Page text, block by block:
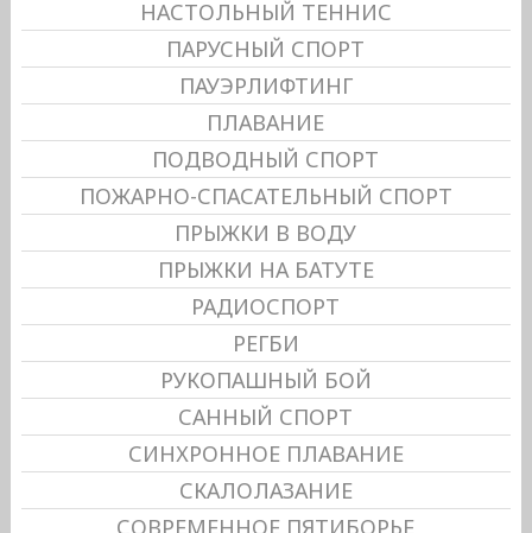
НАСТОЛЬНЫЙ ТЕННИС
ПАРУСНЫЙ СПОРТ
ПАУЭРЛИФТИНГ
ПЛАВАНИЕ
ПОДВОДНЫЙ СПОРТ
ПОЖАРНО-СПАСАТЕЛЬНЫЙ СПОРТ
ПРЫЖКИ В ВОДУ
ПРЫЖКИ НА БАТУТЕ
РАДИОСПОРТ
РЕГБИ
РУКОПАШНЫЙ БОЙ
САННЫЙ СПОРТ
СИНХРОННОЕ ПЛАВАНИЕ
СКАЛОЛАЗАНИЕ